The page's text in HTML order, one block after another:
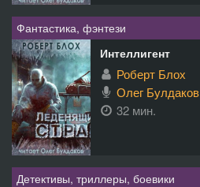
Фантастика, фэнтези
Интеллигент
Роберт Блох
Олег Булдаков
32 мин.
Детективы, триллеры, боевики